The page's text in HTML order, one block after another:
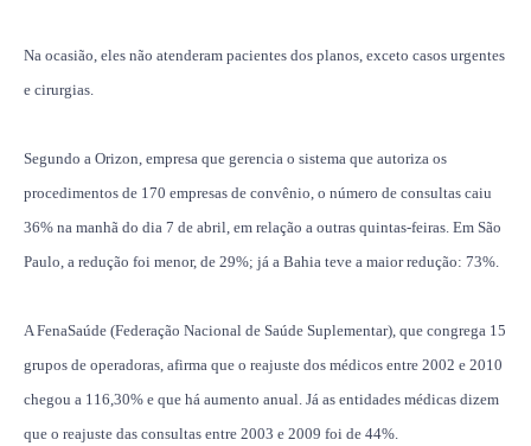
Na ocasião, eles não atenderam pacientes dos planos, exceto casos urgentes
e cirurgias.
Segundo a Orizon, empresa que gerencia o sistema que autoriza os
procedimentos de 170 empresas de convênio, o número de consultas caiu
36% na manhã do dia 7 de abril, em relação a outras quintas-feiras. Em São
Paulo, a redução foi menor, de 29%; já a Bahia teve a maior redução: 73%.
A FenaSaúde (Federação Nacional de Saúde Suplementar), que congrega 15
grupos de operadoras, afirma que o reajuste dos médicos entre 2002 e 2010
chegou a 116,30% e que há aumento anual. Já as entidades médicas dizem
que o reajuste das consultas entre 2003 e 2009 foi de 44%.